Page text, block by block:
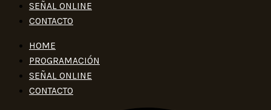
SEÑAL ONLINE
CONTACTO
HOME
PROGRAMACIÓN
SEÑAL ONLINE
CONTACTO